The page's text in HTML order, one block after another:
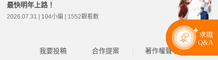
最快明年上路！
2026.07.31 | 104小編 | 1552觀看數
我要投稿 合作提案 著作權聲明